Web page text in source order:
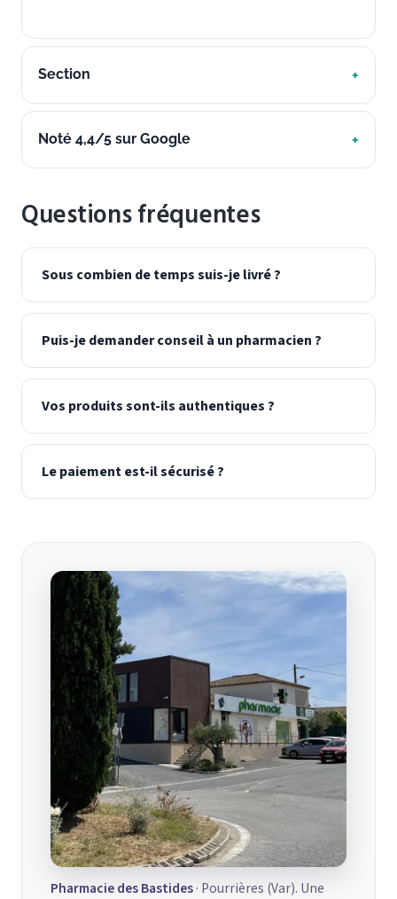
Section
Noté 4,4/5 sur Google
Questions fréquentes
Sous combien de temps suis-je livré ?
Puis-je demander conseil à un pharmacien ?
Vos produits sont-ils authentiques ?
Le paiement est-il sécurisé ?
Pharmacie des Bastides· Pourrières (Var). Une